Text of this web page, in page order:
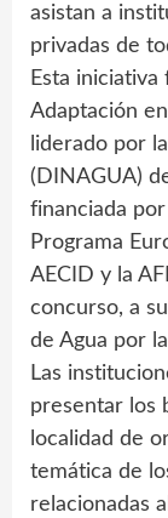
asistan a
privadas de
Esta
Adaptación
liderado por
(DINAGUA)
financiada
Programa
AECID y la
concurso, a
de Agua por
Las
presentar los
localidad de
temática de
relacionadas